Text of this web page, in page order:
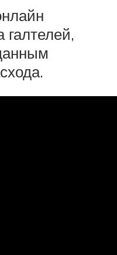
галтелей,